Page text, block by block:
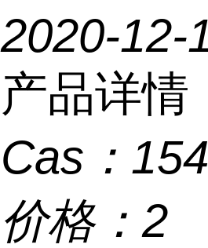
2020-12-
产品详情
Cas：
价格： 2